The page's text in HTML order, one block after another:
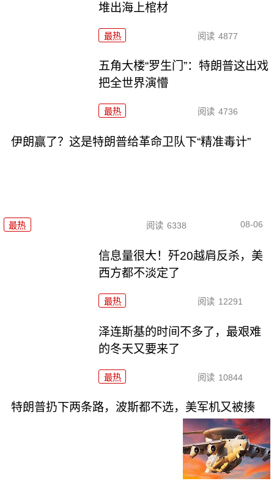
堆出海上棺材
最热 阅读 4877
五角大楼“罗生门”：特朗普这出戏
把全世界演懵
最热 阅读 4736
伊朗赢了？这是特朗普给革命卫队下“精准毒计”
最热 阅读 6338 08-06
信息量很大！歼20越肩反杀，美
西方都不淡定了
最热 阅读 12291
泽连斯基的时间不多了，最艰难
的冬天又要来了
最热 阅读 10844
特朗普扔下两条路，波斯都不选，美军机又被揍